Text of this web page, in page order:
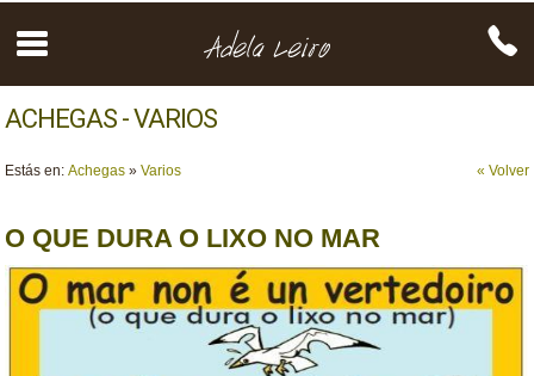
ACHEGAS - VARIOS
« Volver
Estás en:Achegas »Varios
O QUE DURA O LIXO NO MAR